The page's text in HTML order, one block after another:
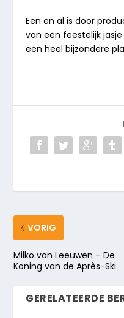
Een en al is door
van een feestelijk
een heel bijzondere
VORIG
Milko van Leeuwen – De
Koning van de Après-Ski
GERELATEERDE